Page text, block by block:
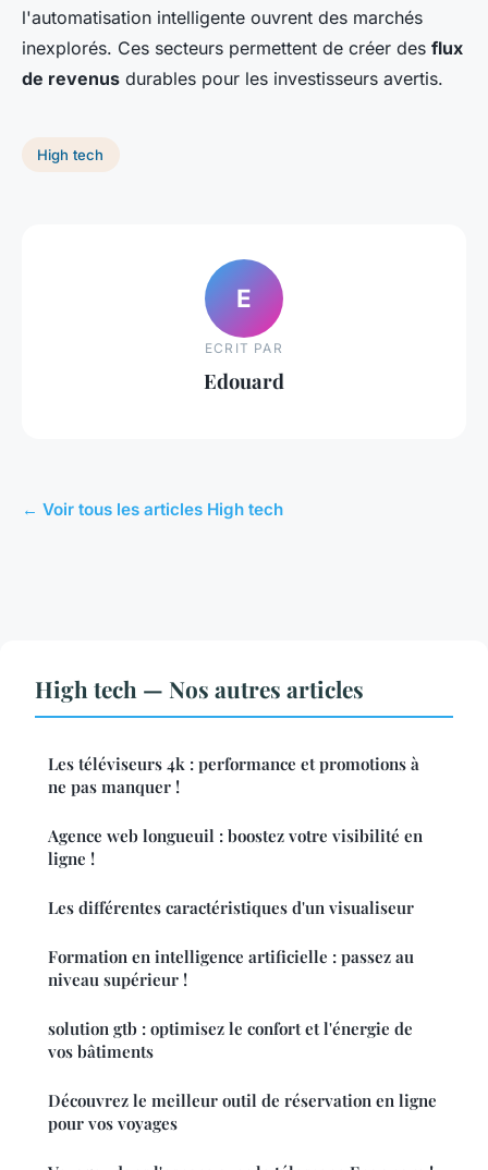
l'automatisation intelligente ouvrent des marchés
inexplorés. Ces secteurs permettent de créer des flux
de revenus durables pour les investisseurs avertis.
High tech
E
ECRIT PAR
Edouard
← Voir tous les articles High tech
High tech — Nos autres articles
Les téléviseurs 4k : performance et promotions à
ne pas manquer !
Agence web longueuil : boostez votre visibilité en
ligne !
Les différentes caractéristiques d'un visualiseur
Formation en intelligence artificielle : passez au
niveau supérieur !
solution gtb : optimisez le confort et l'énergie de
vos bâtiments
Découvrez le meilleur outil de réservation en ligne
pour vos voyages